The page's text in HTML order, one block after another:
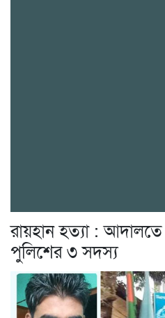
রায়হান হত্যা : আদালতে
পুলিশের ৩ সদস্য